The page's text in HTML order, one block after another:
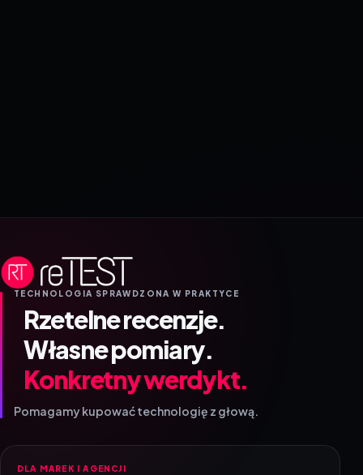
TECHNOLOGIA SPRAWDZONA W PRAKTYCE
Rzetelne recenzje.
Własne pomiary.
Konkretny werdykt.
Pomagamy kupować technologię z głową.
DLA MAREK I AGENCJI